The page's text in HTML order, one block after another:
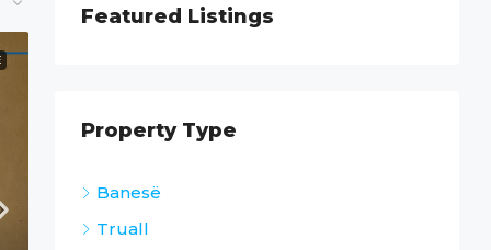
Featured Listings
Property Type
Banesë
Truall